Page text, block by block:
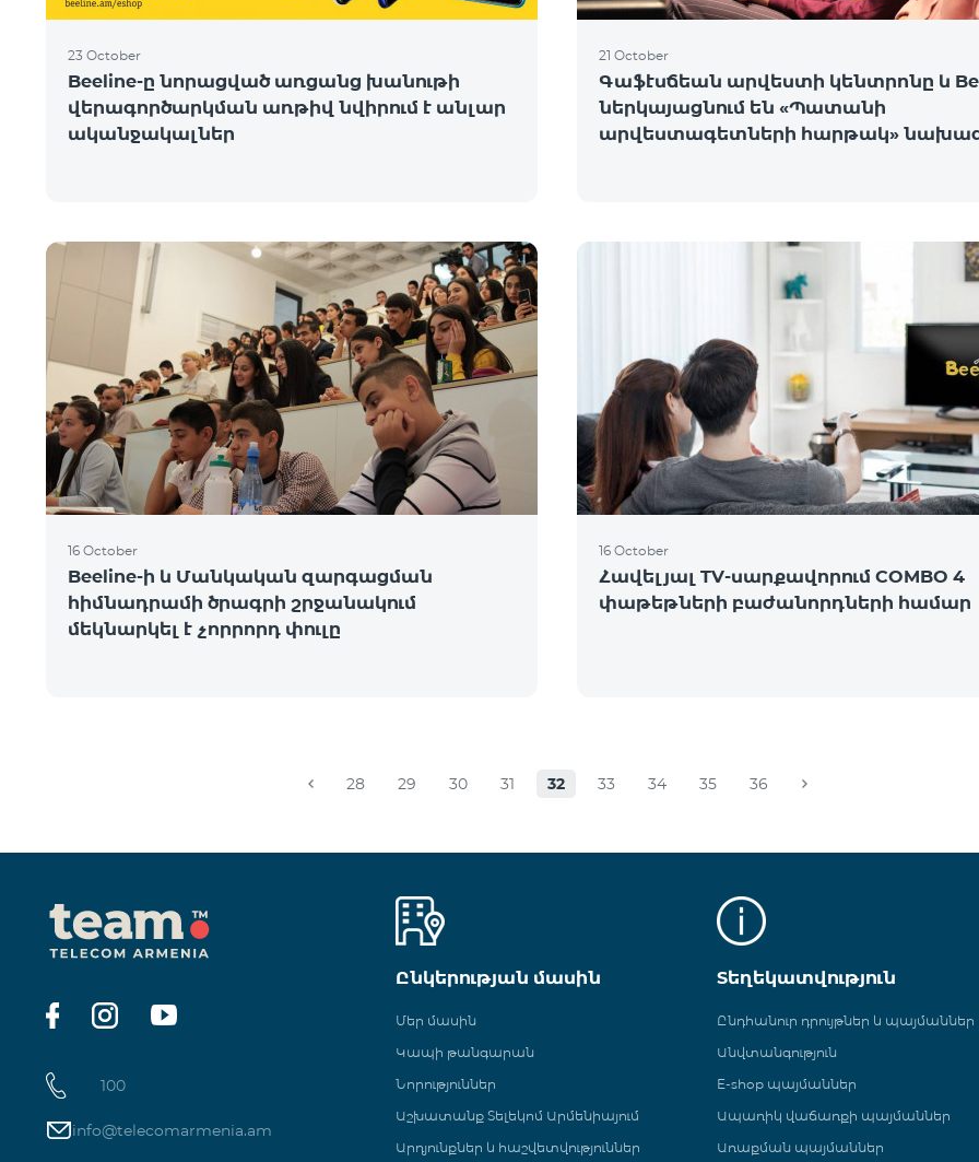
23 October
Beeline-ը նորացված առցանց խանութի
վերագործարկման առթիվ նվիրում է անլար
ականջակալներ
21 October
Գաֆէսճեան արվեստի կենտրոնը և
ներկայացնում են «Պատանի
արվեստագետների հարթակ»
16 October
Beeline-ի և Մանկական զարգացման
հիմնադրամի ծրագրի շրջանակում
մեկնարկել է չորրորդ փուլը
16 October
Հավելյալ TV-սարքավորում COMBO 4
փաթեթների բաժանորդների համար
28 29 30 31 32 33 34 35 36
100
info@telecomarmenia.am
Ընկերության մասին
Մեր մասին
Կապի թանգարան
Նորություններ
Աշխատանք Տելեկոմ Արմենիայում
Արդյունքներ և հաշվետվություններ
Տեղեկատվություն
Ընդհանուր դրույթներ և պայմաններ
Անվտանգություն
E-shop պայմաններ
Ապառիկ վաճառքի պայմաններ
Առաքման պայմաններ